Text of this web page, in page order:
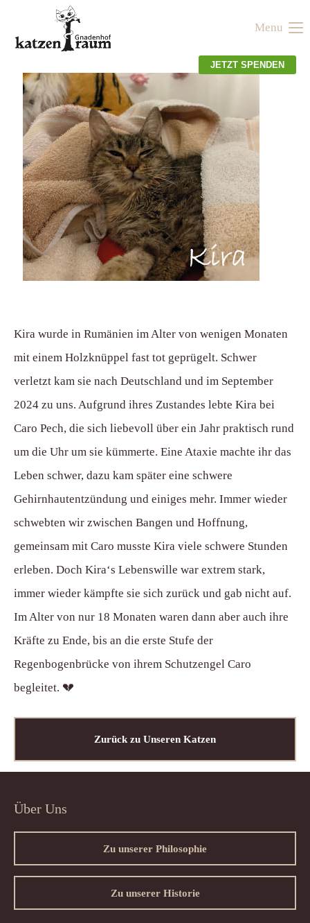
Der Eintrag "offcanvas-col1" existiert leider nicht.
Der Eintrag "offcanvas-col2" existiert leider nicht.
Der Eintrag "offcanvas-col3" existiert leider nicht.
Der Eintrag "offcanvas-col4" existiert leider nicht.
Menu
JETZT SPENDEN
Kira wurde in Rumänien im Alter von wenigen Monaten
mit einem Holzknüppel fast tot geprügelt. Schwer
verletzt kam sie nach Deutschland und im September
2024 zu uns. Aufgrund ihres Zustandes lebte Kira bei
Caro Pech, die sich liebevoll über ein Jahr praktisch rund
um die Uhr um sie kümmerte. Eine Ataxie machte ihr das
Leben schwer, dazu kam später eine schwere
Gehirnhautentzündung und einiges mehr. Immer wieder
schwebten wir zwischen Bangen und Hoffnung,
gemeinsam mit Caro musste Kira viele schwere Stunden
erleben. Doch Kira‘s Lebenswille war extrem stark,
immer wieder kämpfte sie sich zurück und gab nicht auf.
Im Alter von nur 18 Monaten waren dann aber auch ihre
Kräfte zu Ende, bis an die erste Stufe der
Regenbogenbrücke von ihrem Schutzengel Caro
begleitet. 💔
Zurück zu Unseren Katzen
Über Uns
Zu unserer Philosophie
Zu unserer Historie